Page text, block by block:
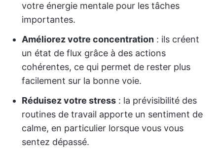
votre énergie mentale pour les tâches
importantes.
Améliorez votre concentration : ils créent
un état de flux grâce à des actions
cohérentes, ce qui permet de rester plus
facilement sur la bonne voie.
Réduisez votre stress : la prévisibilité des
routines de travail apporte un sentiment de
calme, en particulier lorsque vous vous
sentez dépassé.